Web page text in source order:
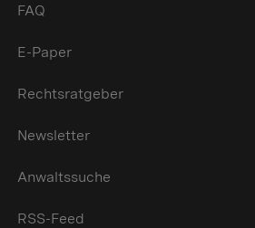
FAQ
E-Paper
Rechtsratgeber
Newsletter
Anwaltssuche
RSS-Feed